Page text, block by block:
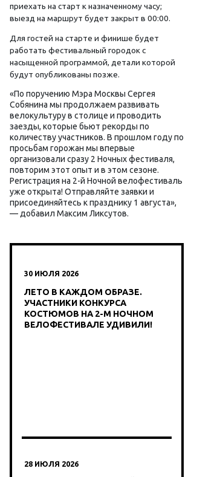
приехать на старт к назначенному часу;
выезд на маршрут будет закрыт в 00:00.
Для гостей на старте и финише будет
работать фестивальный городок с
насыщенной программой, детали которой
будут опубликованы позже.
«По поручению Мэра Москвы Сергея
Собянина мы продолжаем развивать
велокультуру в столице и проводить
заезды, которые бьют рекорды по
количеству участников. В прошлом году по
просьбам горожан мы впервые
организовали сразу 2 Ночных фестиваля,
повторим этот опыт и в этом сезоне.
Регистрация на 2-й Ночной велофестиваль
уже открыта! Отправляйте заявки и
присоединяйтесь к празднику 1 августа»,
— добавил Максим Ликсутов.
30 ИЮЛЯ 2026
ЛЕТО В КАЖДОМ ОБРАЗЕ.
УЧАСТНИКИ КОНКУРСА
КОСТЮМОВ НА 2-М НОЧНОМ
ВЕЛОФЕСТИВАЛЕ УДИВИЛИ!
28 ИЮЛЯ 2026